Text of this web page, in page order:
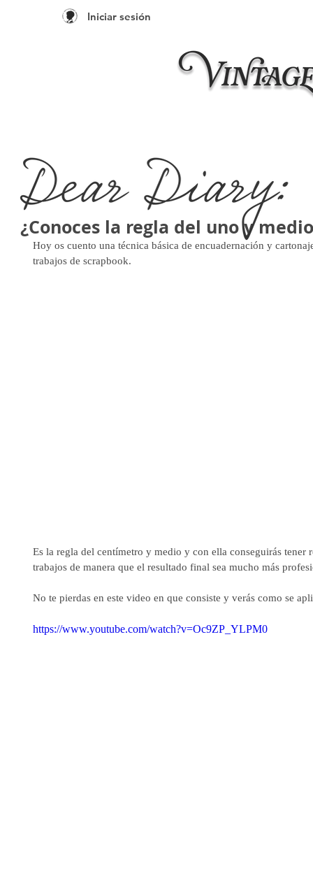
Iniciar sesión
¿Conoces la regla del uno y
Hoy os cuento una técnica básica de encuadernación y
trabajos de scrapbook.
Es la regla del centímetro y medio y con ella conseguirás tener
trabajos de manera que el resultado final sea mucho más
No te pierdas en este video en que consiste y verás como se
https://www.youtube.com/watch?v=Oc9ZP_YLPM0